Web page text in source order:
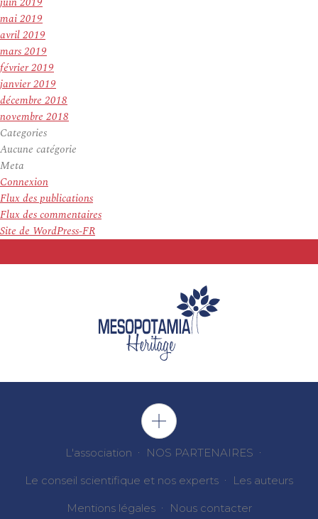
mai 2019
avril 2019
mars 2019
février 2019
janvier 2019
décembre 2018
novembre 2018
Categories
Aucune catégorie
Meta
Connexion
Flux des publications
Flux des commentaires
Site de WordPress-FR
L'association NOS PARTENAIRES
Le conseil scientifique et nos experts Les auteurs
Mentions légales Nous contacter